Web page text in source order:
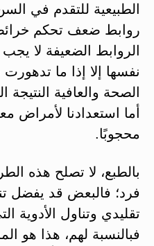
الطبيعية للتقدم في
روابط ضعف تحكم
الروابط الضعيفة لا
نفسها إلا إذا ما
الصحة والعافية النتيجة
أما استعدادنا لأمراض
محجوبًا.
بالطبع، لا تصلح هذه
فرد؛ فالبعض قد يفضل
تقليدي وتناول الأدوية
فبالنسبة لهم، هذا هو